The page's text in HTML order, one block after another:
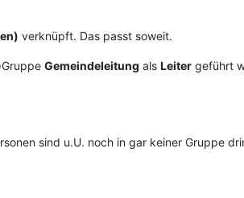
verknüpft. Das passt soweit.
Gemeindeleitung als Leiter geführt
sind u.U. noch in gar keiner Gruppe